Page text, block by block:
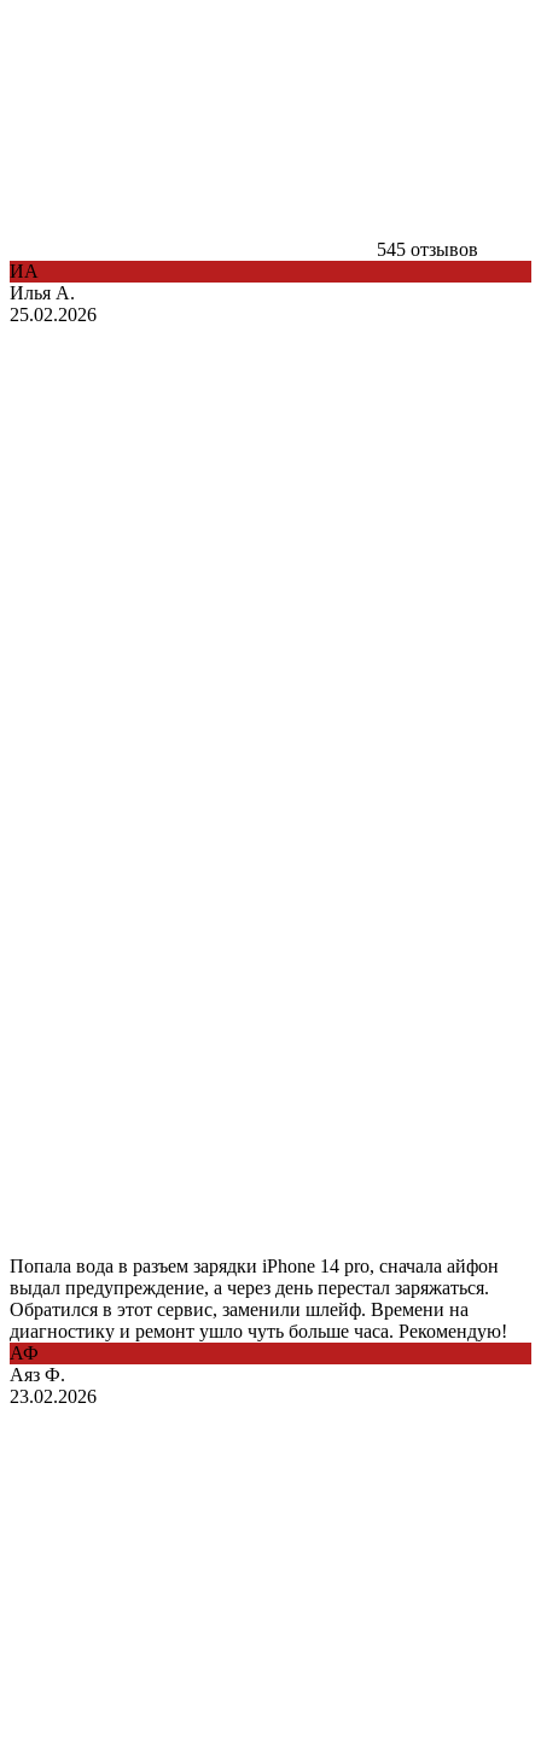
545 отзывов
ИА
Илья А.
25.02.2026
Попала вода в разъем зарядки iPhone 14 pro, сначала айфон
выдал предупреждение, а через день перестал заряжаться.
Обратился в этот сервис, заменили шлейф. Времени на
диагностику и ремонт ушло чуть больше часа. Рекомендую!
АФ
Аяз Ф.
23.02.2026